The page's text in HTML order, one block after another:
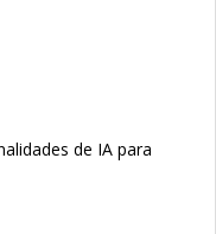
de IA para